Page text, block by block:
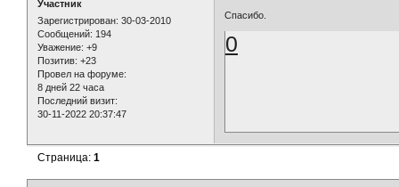
Участник
Зарегистрирован: 30-03-2010
Сообщений: 194
Уважение: +9
Позитив: +23
Провел на форуме:
8 дней 22 часа
Последний визит:
30-11-2022 20:37:47
Спасибо.
0
Страница:1